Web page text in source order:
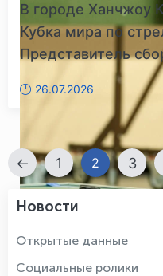
В городе Ханчжоу
Кубка мира по
Представитель
26.07.2026
← 1 2 3
Новости
Открытые данные
Социальные ролики